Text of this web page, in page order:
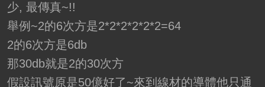
少, 最傳真~!!
舉例~2的6次方是2*2*2*2*2*2=64
2的6次方是6db
那30db就是2的30次方
假設訊號原是50億好了~來到線材的導體他只通